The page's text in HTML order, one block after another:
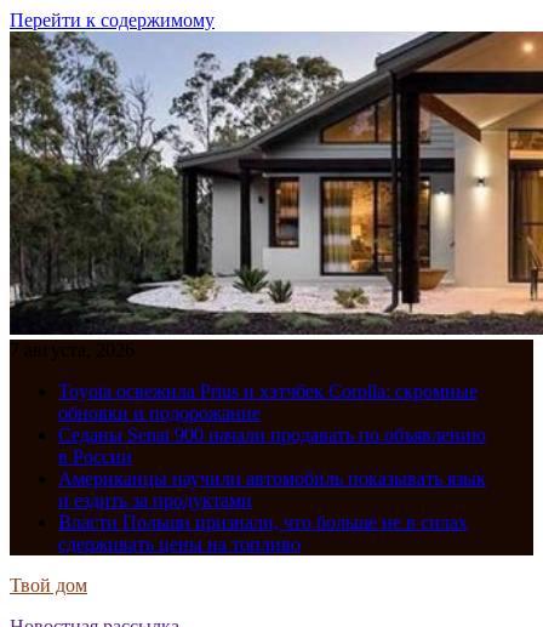
Перейти к содержимому
7 августа, 2026
Toyota освежила Prius и хэтчбек Corolla: скромные
обновки и подорожание
Седаны Senat 900 начали продавать по объявлению
в России
Американцы научили автомобиль показывать язык
и ездить за продуктами
Власти Польши признали, что больше не в силах
сдерживать цены на топливо
Твой дом